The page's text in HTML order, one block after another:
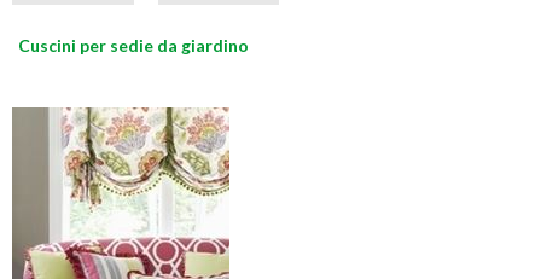
Cuscini per sedie da giardino